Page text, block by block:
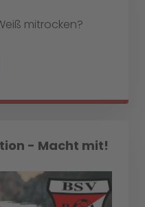
mitrocken?
- Macht mit!